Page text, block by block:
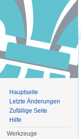
Hauptseite
Letzte Änderungen
Zufällige Seite
Hilfe
Werkzeuge